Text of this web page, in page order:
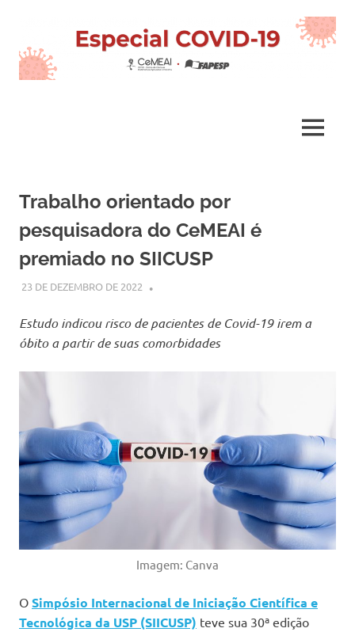
content
CeMEAI
MENU
Trabalho orientado por
pesquisadora do CeMEAI é
premiado no SIICUSP
23 DE DEZEMBRO DE 2022
Estudo indicou risco de pacientes de Covid-19 irem a
óbito a partir de suas comorbidades
Imagem: Canva
O Simpósio Internacional de Iniciação Científica e
Tecnológica da USP (SIICUSP) teve sua 30ª edição